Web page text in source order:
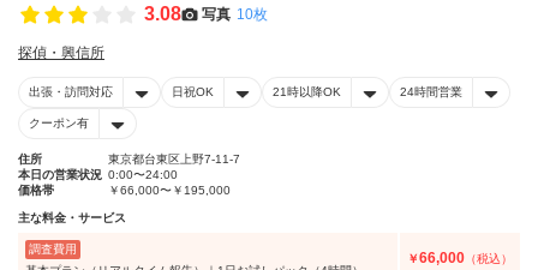
3.08 写真 10枚
探偵・興信所
出張・訪問対応 日祝OK 21時以降OK 24時間営業
クーポン有
住所
東京都台東区上野7-11-7
本日の営業状況 0:00〜24:00
価格帯
￥66,000〜￥195,000
主な料金・サービス
調査費用
￥66,000 （税込）